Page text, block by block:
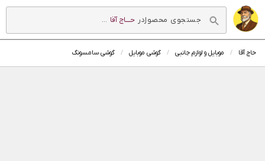
در حــــاج آقا ...
حاج آقا موبایل و لوازم جانبی گوشی موبایل گوشی سامسونگ